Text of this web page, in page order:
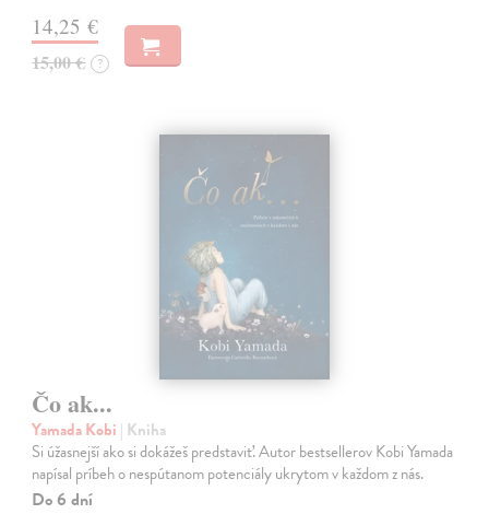
14,25 €
15,00 € ?
Čo ak...
Yamada Kobi | Kniha
Si úžasnejší ako si dokážeš predstaviť. Autor bestsellerov Kobi Yamada
napísal príbeh o nespútanom potenciály ukrytom v každom z nás.
Do 6 dní